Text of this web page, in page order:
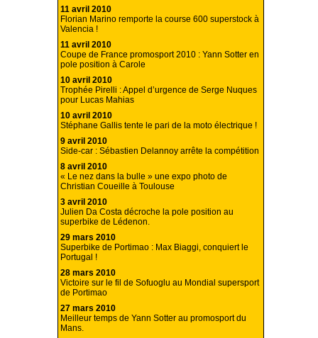
11 avril 2010
Florian Marino remporte la course 600 superstock à
Valencia !
11 avril 2010
Coupe de France promosport 2010 : Yann Sotter en
pole position à Carole
10 avril 2010
Trophée Pirelli : Appel d’urgence de Serge Nuques
pour Lucas Mahias
10 avril 2010
Stéphane Gallis tente le pari de la moto électrique !
9 avril 2010
Side-car : Sébastien Delannoy arrête la compétition
8 avril 2010
« Le nez dans la bulle » une expo photo de
Christian Coueille à Toulouse
3 avril 2010
Julien Da Costa décroche la pole position au
superbike de Lédenon.
29 mars 2010
Superbike de Portimao : Max Biaggi, conquiert le
Portugal !
28 mars 2010
Victoire sur le fil de Sofuoglu au Mondial supersport
de Portimao
27 mars 2010
Meilleur temps de Yann Sotter au promosport du
Mans.